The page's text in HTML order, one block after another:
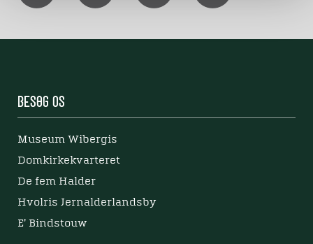
Besøg os
Museum Wibergis
Domkirkekvarteret
De fem Halder
Hvolris Jernalderlandsby
E' Bindstouw